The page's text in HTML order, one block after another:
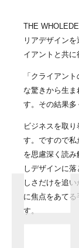
THE
リアデザイン
イアントと共に
「クライアン
な驚きから生
す。その結果多
ビジネスを取
す。ですので
を思慮深く読
しデザインに
しさだけを追
に焦点をあて
す。